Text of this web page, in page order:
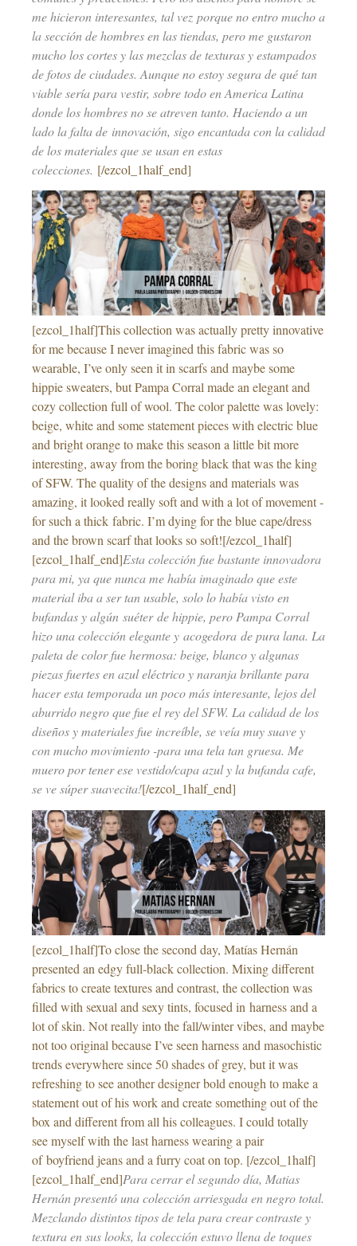
me hicieron interesantes, tal vez porque no entro mucho a
la sección de hombres en las tiendas, pero me gustaron
mucho los cortes y las mezclas de texturas y estampados
de fotos de ciudades. Aunque no estoy segura de qué tan
viable sería para vestir, sobre todo en America Latina
donde los hombres no se atreven tanto. Haciendo a un
lado la falta de innovación, sigo encantada con la calidad
de los materiales que se usan en estas
colecciones. [/ezcol_1half_end]
[ezcol_1half]This collection was actually pretty innovative
for me because I never imagined this fabric was so
wearable, I’ve only seen it in scarfs and maybe some
hippie sweaters, but Pampa Corral made an elegant and
cozy collection full of wool. The color palette was lovely:
beige, white and some statement pieces with electric blue
and bright orange to make this season a little bit more
interesting, away from the boring black that was the king
of SFW. The quality of the designs and materials was
amazing, it looked really soft and with a lot of movement -
for such a thick fabric. I’m dying for the blue cape/dress
and the brown scarf that looks so soft![/ezcol_1half]
[ezcol_1half_end]Esta colección fue bastante innovadora
para mi, ya que nunca me había imaginado que este
material iba a ser tan usable, solo lo había visto en
bufandas y algún suéter de hippie, pero Pampa Corral
hizo una colección elegante y acogedora de pura lana. La
paleta de color fue hermosa: beige, blanco y algunas
piezas fuertes en azul eléctrico y naranja brillante para
hacer esta temporada un poco más interesante, lejos del
aburrido negro que fue el rey del SFW. La calidad de los
diseños y materiales fue increíble, se veía muy suave y
con mucho movimiento -para una tela tan gruesa. Me
muero por tener ese vestido/capa azul y la bufanda cafe,
se ve súper suavecita![/ezcol_1half_end]
[ezcol_1half]To close the second day, Matías Hernán
presented an edgy full-black collection. Mixing different
fabrics to create textures and contrast, the collection was
filled with sexual and sexy tints, focused in harness and a
lot of skin. Not really into the fall/winter vibes, and maybe
not too original because I’ve seen harness and masochistic
trends everywhere since 50 shades of grey, but it was
refreshing to see another designer bold enough to make a
statement out of his work and create something out of the
box and different from all his colleagues. I could totally
see myself with the last harness wearing a pair
of boyfriend jeans and a furry coat on top. [/ezcol_1half]
[ezcol_1half_end]Para cerrar el segundo día, Matias
Hernán presentó una colección arriesgada en negro total.
Mezclando distintos tipos de tela para crear contraste y
textura en sus looks, la colección estuvo llena de toques